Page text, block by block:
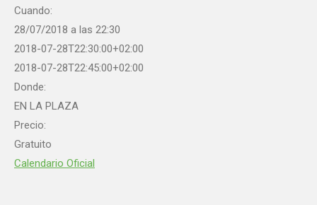
Cuando:
28/07/2018 a las 22:30
2018-07-28T22:30:00+02:00
2018-07-28T22:45:00+02:00
Donde:
EN LA PLAZA
Precio:
Gratuito
Calendario Oficial